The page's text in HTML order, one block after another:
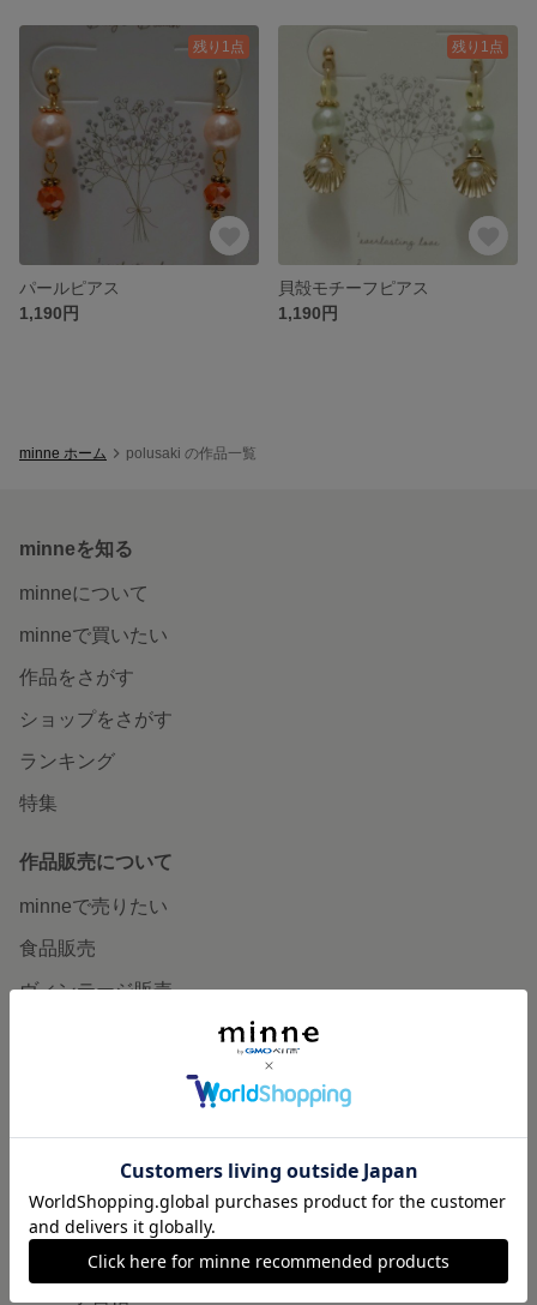
残り1点
パールピアス
1,190円
残り1点
貝殻モチーフピアス
1,190円
minne ホーム polusaki の作品一覧
minneを知る
minneについて
minneで買いたい
作品をさがす
ショップをさがす
ランキング
特集
作品販売について
minneで売りたい
食品販売
ヴィンテージ販売
読みもの
minneとものづくりと